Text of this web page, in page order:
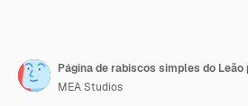
Página de rabiscos simples do Leão
MEA Studios